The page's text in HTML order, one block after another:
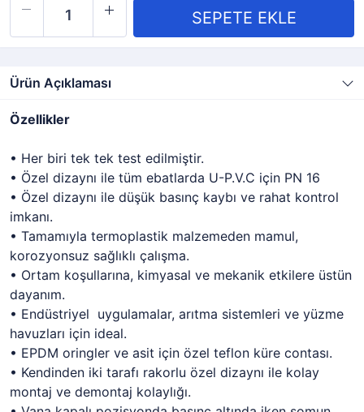
Ürün Açıklaması
Özellikler
• Her biri tek tek test edilmiştir.
• Özel dizaynı ile tüm ebatlarda U-P.V.C için PN 16
• Özel dizaynı ile düşük basınç kaybı ve rahat kontrol
imkanı.
• Tamamıyla termoplastik malzemeden mamul,
korozyonsuz sağlıklı çalışma.
• Ortam koşullarına, kimyasal ve mekanik etkilere üstün
dayanım.
• Endüstriyel uygulamalar, arıtma sistemleri ve yüzme
havuzları için ideal.
• EPDM oringler ve asit için özel teflon küre contası.
• Kendinden iki tarafı rakorlu özel dizaynı ile kolay
montaj ve demontaj kolaylığı.